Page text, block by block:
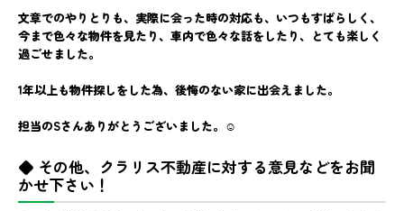
文章でのやりとりも、実際に会った時の対応も、いつもすばらしく、
今まで色々な物件を見たり、車内で色々な話をしたり、とても楽しく
過ごせました。
1年以上も物件探しをした為、後悔のない家に出会えました。
担当のSさんありがとうございました。☺
◆ その他、クラリス不動産に対する意見などをお聞
かせ下さい！